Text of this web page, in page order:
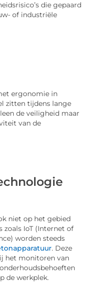
die gepaard
of industriële
ergonomie in
zitten tijdens lange
de veiligheid maar
van de
niet op het gebied
zoals IoT (Internet of
worden steeds
. Deze
het monitoren van
de werkplek.